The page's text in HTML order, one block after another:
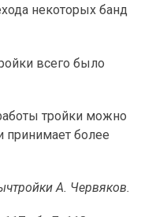
некоторых банд
всего было
тройки можно
принимает более
А. Червяков.